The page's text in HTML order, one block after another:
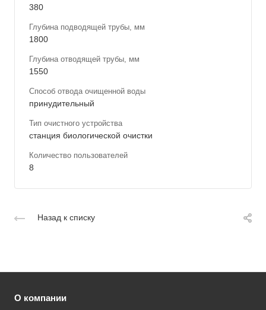
380
Глубина подводящей трубы, мм
1800
Глубина отводящей трубы, мм
1550
Способ отвода очищенной воды
принудительный
Тип очистного устройства
станция биологической очистки
Количество пользователей
8
Назад к списку
О компании